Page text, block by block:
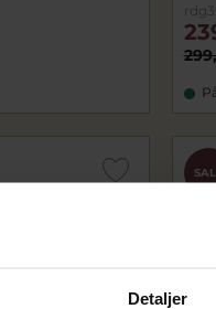
Detaljer